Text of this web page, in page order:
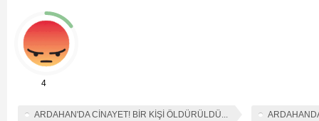
4
ARDAHAN'DA CİNAYET! BİR KİŞİ ÖLDÜRÜLDÜ...